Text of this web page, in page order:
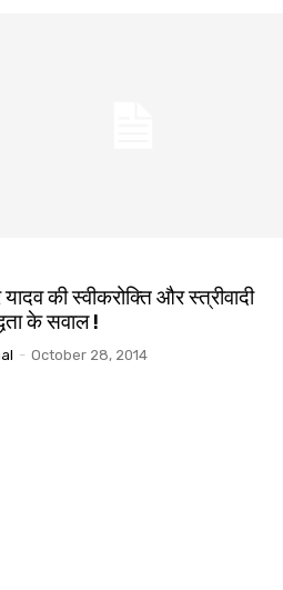
यादव की स्वीकरोक्ति और स्त्रीवादी
के सवाल !
- October 28, 2014